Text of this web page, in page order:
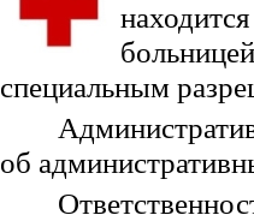
специальным
об